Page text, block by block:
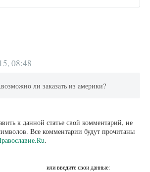
08:48
ли заказать из америки?
к данной статье свой комментарий, не
Все комментарии будут прочитаны
.
или введите свои данные: